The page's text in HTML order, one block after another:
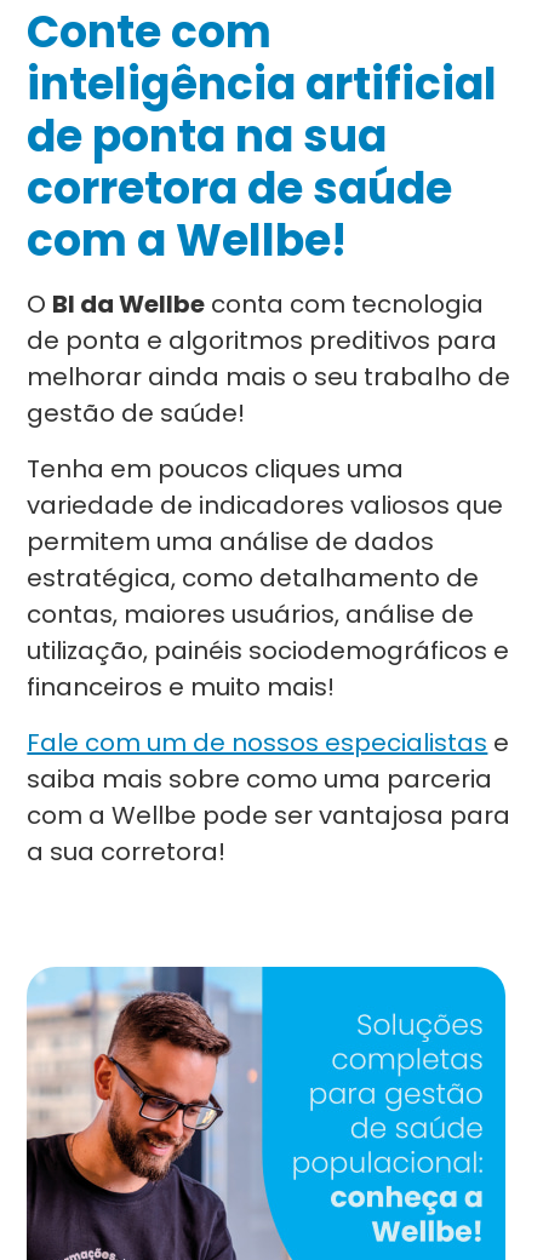
Conte com
inteligência artificial
de ponta na sua
corretora de saúde
com a Wellbe!
O BI da Wellbe conta com tecnologia
de ponta e algoritmos preditivos para
melhorar ainda mais o seu trabalho de
gestão de saúde!
Tenha em poucos cliques uma
variedade de indicadores valiosos que
permitem uma análise de dados
estratégica, como detalhamento de
contas, maiores usuários, análise de
utilização, painéis sociodemográficos e
financeiros e muito mais!
Fale com um de nossos especialistas e
saiba mais sobre como uma parceria
com a Wellbe pode ser vantajosa para
a sua corretora!